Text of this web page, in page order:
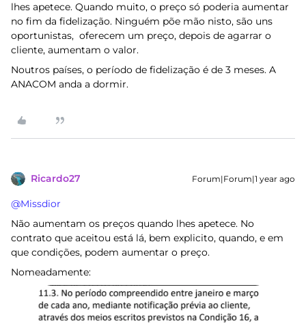
lhes apetece. Quando muito, o preço só poderia aumentar
no fim da fidelização. Ninguém põe mão nisto, são uns
oportunistas, oferecem um preço, depois de agarrar o
cliente, aumentam o valor.
Noutros países, o período de fidelização é de 3 meses. A
ANACOM anda a dormir.
Ricardo27 Forum|Forum|1 year ago
@Missdior
Não aumentam os preços quando lhes apetece. No
contrato que aceitou está lá, bem explicito, quando, e em
que condições, podem aumentar o preço.
Nomeadamente: